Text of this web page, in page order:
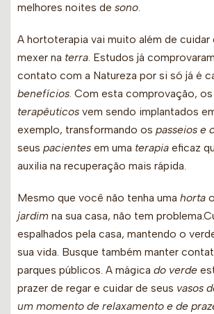
melhores noites de sono.
A hortoterapia vai muito além de cuidar
mexer na terra. Estudos já
contato com a Natureza por si só já é
benefícios. Com esta comprovação, os
terapêuticos vem sendo implantados
exemplo, transformando os passeios e
seus pacientes em uma terapia eficaz
auxilia na recuperação mais rápida.
Mesmo que você não tenha uma horta
jardim na sua casa, não tem
espalhados pela casa, mantendo o
sua vida. Busque também manter
parques públicos. A mágica do verde
prazer de regar e cuidar de seus vasos
um momento de relaxamento e de